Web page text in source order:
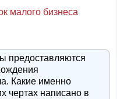
малого бизнеса
предоставляются
Какие именно
чертах написано в